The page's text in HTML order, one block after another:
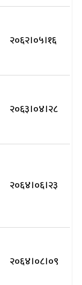
२०६२।०५।१६
२०६३।०४।२८
२०६४।०६।२३
२०६४।०८।०९